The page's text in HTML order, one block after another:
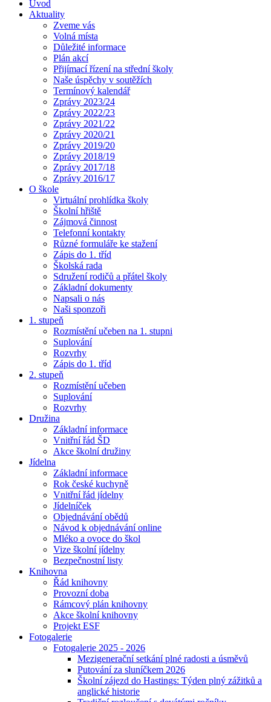
Úvod
Aktuality
Zveme vás
Volná místa
Důležité informace
Plán akcí
Přijímací řízení na střední školy
Naše úspěchy v soutěžích
Termínový kalendář
Zprávy 2023/24
Zprávy 2022/23
Zprávy 2021/22
Zprávy 2020/21
Zprávy 2019/20
Zprávy 2018/19
Zprávy 2017/18
Zprávy 2016/17
O škole
Virtuální prohlídka školy
Školní hřiště
Zájmová činnost
Telefonní kontakty
Různé formuláře ke stažení
Zápis do 1. tříd
Školská rada
Sdružení rodičů a přátel školy
Základní dokumenty
Napsali o nás
Naši sponzoři
1. stupeň
Rozmístění učeben na 1. stupni
Suplování
Rozvrhy
Zápis do 1. tříd
2. stupeň
Rozmístění učeben
Suplování
Rozvrhy
Družina
Základní informace
Vnitřní řád ŠD
Akce školní družiny
Jídelna
Základní informace
Rok české kuchyně
Vnitřní řád jídelny
Jídelníček
Objednávání obědů
Návod k objednávání online
Mléko a ovoce do škol
Vize školní jídelny
Bezpečnostní listy
Knihovna
Řád knihovny
Provozní doba
Rámcový plán knihovny
Akce školní knihovny
Projekt ESF
Fotogalerie
Fotogalerie 2025 - 2026
Mezigenerační setkání plné radosti a úsměvů
Putování za sluníčkem 2026
Školní zájezd do Hastings: Týden plný zážitků a
anglické historie